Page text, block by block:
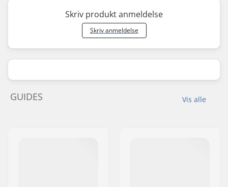
Skriv produkt anmeldelse
Skriv anmeldelse
Vis alle
GUIDES